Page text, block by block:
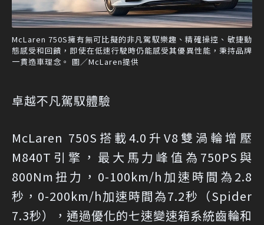
McLaren 750S擁有無可比擬的非凡駕馭樂趣、精確操控、敏捷動
態感受和回饋，即使在低速行駛時仍能感受其優異性能，秉持品牌
一貫造車理念。 圖／McLaren提供
卓越不凡駕馭體驗
McLaren 750S搭載4.0升V8雙渦輪增壓
M840T引擎，最大馬力峰值為750PS與
800Nm扭力，0-100km/h加速時間為2.8
秒，0-200km/h加速時間為7.2秒（Spider
7.3秒），通過優化的七速變速箱系統齒輪和